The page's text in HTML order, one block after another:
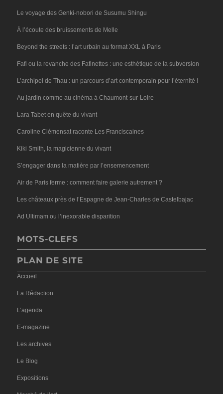
Le voyage des Genki-nobori de Susumu Shingu
À l’écoute des bruissements de Melle
Beyond the streets : l’art urbain au format XXL à Paris
Fafi ou la revanche des Fafinettes : une esthétique de la subversion
L’archipel de Thau : un parcours d’art contemporain pour l’éternité !
Au jardin comme au cinéma à Chaumont-sur-Loire
Lara Tabet en quête du vivant
Caroline Clémensat raconte Les Franciscaines
Kiki Smith, la magicienne du vivant
S’engager dans la matière par l’ensemencement
Air de Paris ferme : comment faire galerie autrement ?
Les châteaux près de l’Espagne de Jean-Charles de Castelbajac
Ad Ultimam ou l’inexorable disparition
MOTS-CLEFS
PLAN DE SITE
Accueil
La Rédaction
L’agenda
E-magazine
Les archives
Le Blog
Expositions